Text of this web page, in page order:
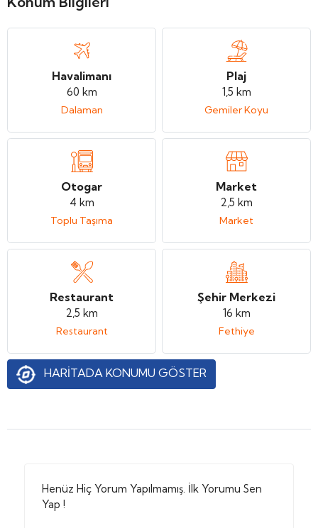
Havalimanı
60 km
Dalaman
Plaj
1,5 km
Gemiler Koyu
Otogar
4 km
Toplu Taşıma
Market
2,5 km
Market
Restaurant
2,5 km
Restaurant
Şehir Merkezi
16 km
Fethiye
HARİTADA KONUMU GÖSTER
Henüz Hiç Yorum Yapılmamış. İlk Yorumu Sen
Yap !